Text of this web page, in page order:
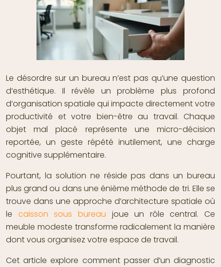
Le désordre sur un bureau n’est pas qu’une question
d’esthétique. Il révèle un problème plus profond
d’organisation spatiale qui impacte directement votre
productivité et votre bien-être au travail. Chaque
objet mal placé représente une micro-décision
reportée, un geste répété inutilement, une charge
cognitive supplémentaire.
Pourtant, la solution ne réside pas dans un bureau
plus grand ou dans une énième méthode de tri. Elle se
trouve dans une approche d’architecture spatiale où
le caisson sous bureau joue un rôle central. Ce
meuble modeste transforme radicalement la manière
dont vous organisez votre espace de travail.
Cet article explore comment passer d’un diagnostic